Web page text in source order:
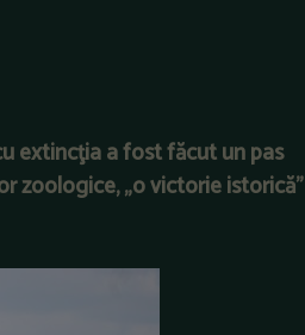
extincţia a fost făcut un pas
zoologice, „o victorie istorică”